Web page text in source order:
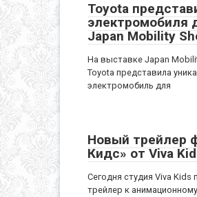
Toyota
электромобиля
Japan Mobility
На выставке Japan
Toyota представила
электромобиль для
Новый трейлер
Кидс» от Viva
Сегодня студия Viva
трейлер к